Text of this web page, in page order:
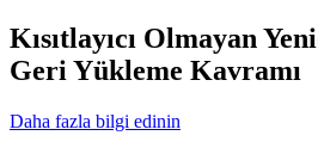
Kısıtlayıcı Olmayan
Geri Yükleme Kavramı
Daha fazla bilgi edinin